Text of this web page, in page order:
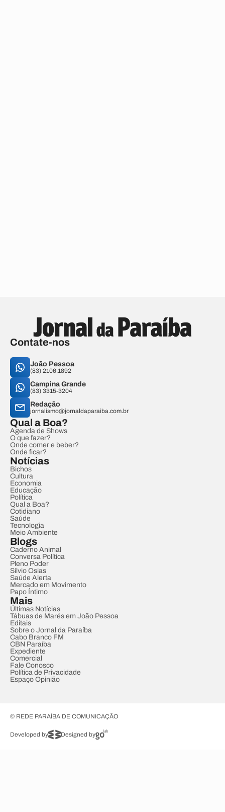
Contate-nos
João Pessoa
(83) 2106.1892
Campina Grande
(83) 3315-3204
Redação
jornalismo@jornaldaparaiba.com.br
Qual a Boa?
Agenda de Shows
O que fazer?
Onde comer e beber?
Onde ficar?
Notícias
Bichos
Cultura
Economia
Educação
Política
Qual a Boa?
Cotidiano
Saúde
Tecnologia
Meio Ambiente
Blogs
Caderno Animal
Conversa Política
Pleno Poder
Sílvio Osias
Saúde Alerta
Mercado em Movimento
Papo Íntimo
Mais
Últimas Notícias
Tábuas de Marés em João Pessoa
Editais
Sobre o Jornal da Paraíba
Cabo Branco FM
CBN Paraíba
Expediente
Comercial
Fale Conosco
Política de Privacidade
Espaço Opinião
© REDE PARAÍBA DE COMUNICAÇÃO
Developed by Designed by